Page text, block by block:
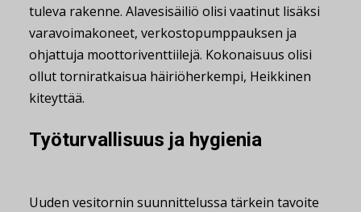
tuleva rakenne. Alavesisäiliö olisi vaatinut lisäksi
varavoimakoneet, verkostopumppauksen ja
ohjattuja moottoriventtiilejä. Kokonaisuus olisi
ollut torniratkaisua häiriöherkempi, Heikkinen
kiteyttää.
Työturvallisuus ja hygienia
Uuden vesitornin suunnittelussa tärkein tavoite